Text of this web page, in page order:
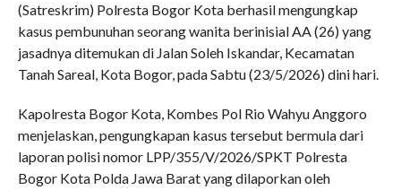
(Satreskrim) Polresta Bogor Kota berhasil mengungkap
kasus pembunuhan seorang wanita berinisial AA (26) yang
jasadnya ditemukan di Jalan Soleh Iskandar, Kecamatan
Tanah Sareal, Kota Bogor, pada Sabtu (23/5/2026) dini hari.
Kapolresta Bogor Kota, Kombes Pol Rio Wahyu Anggoro
menjelaskan, pengungkapan kasus tersebut bermula dari
laporan polisi nomor LPP/355/V/2026/SPKT Polresta
Bogor Kota Polda Jawa Barat yang dilaporkan oleh